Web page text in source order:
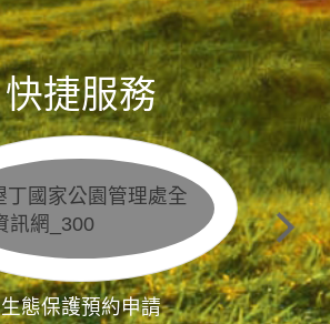
快捷服務
生態保護預約申請